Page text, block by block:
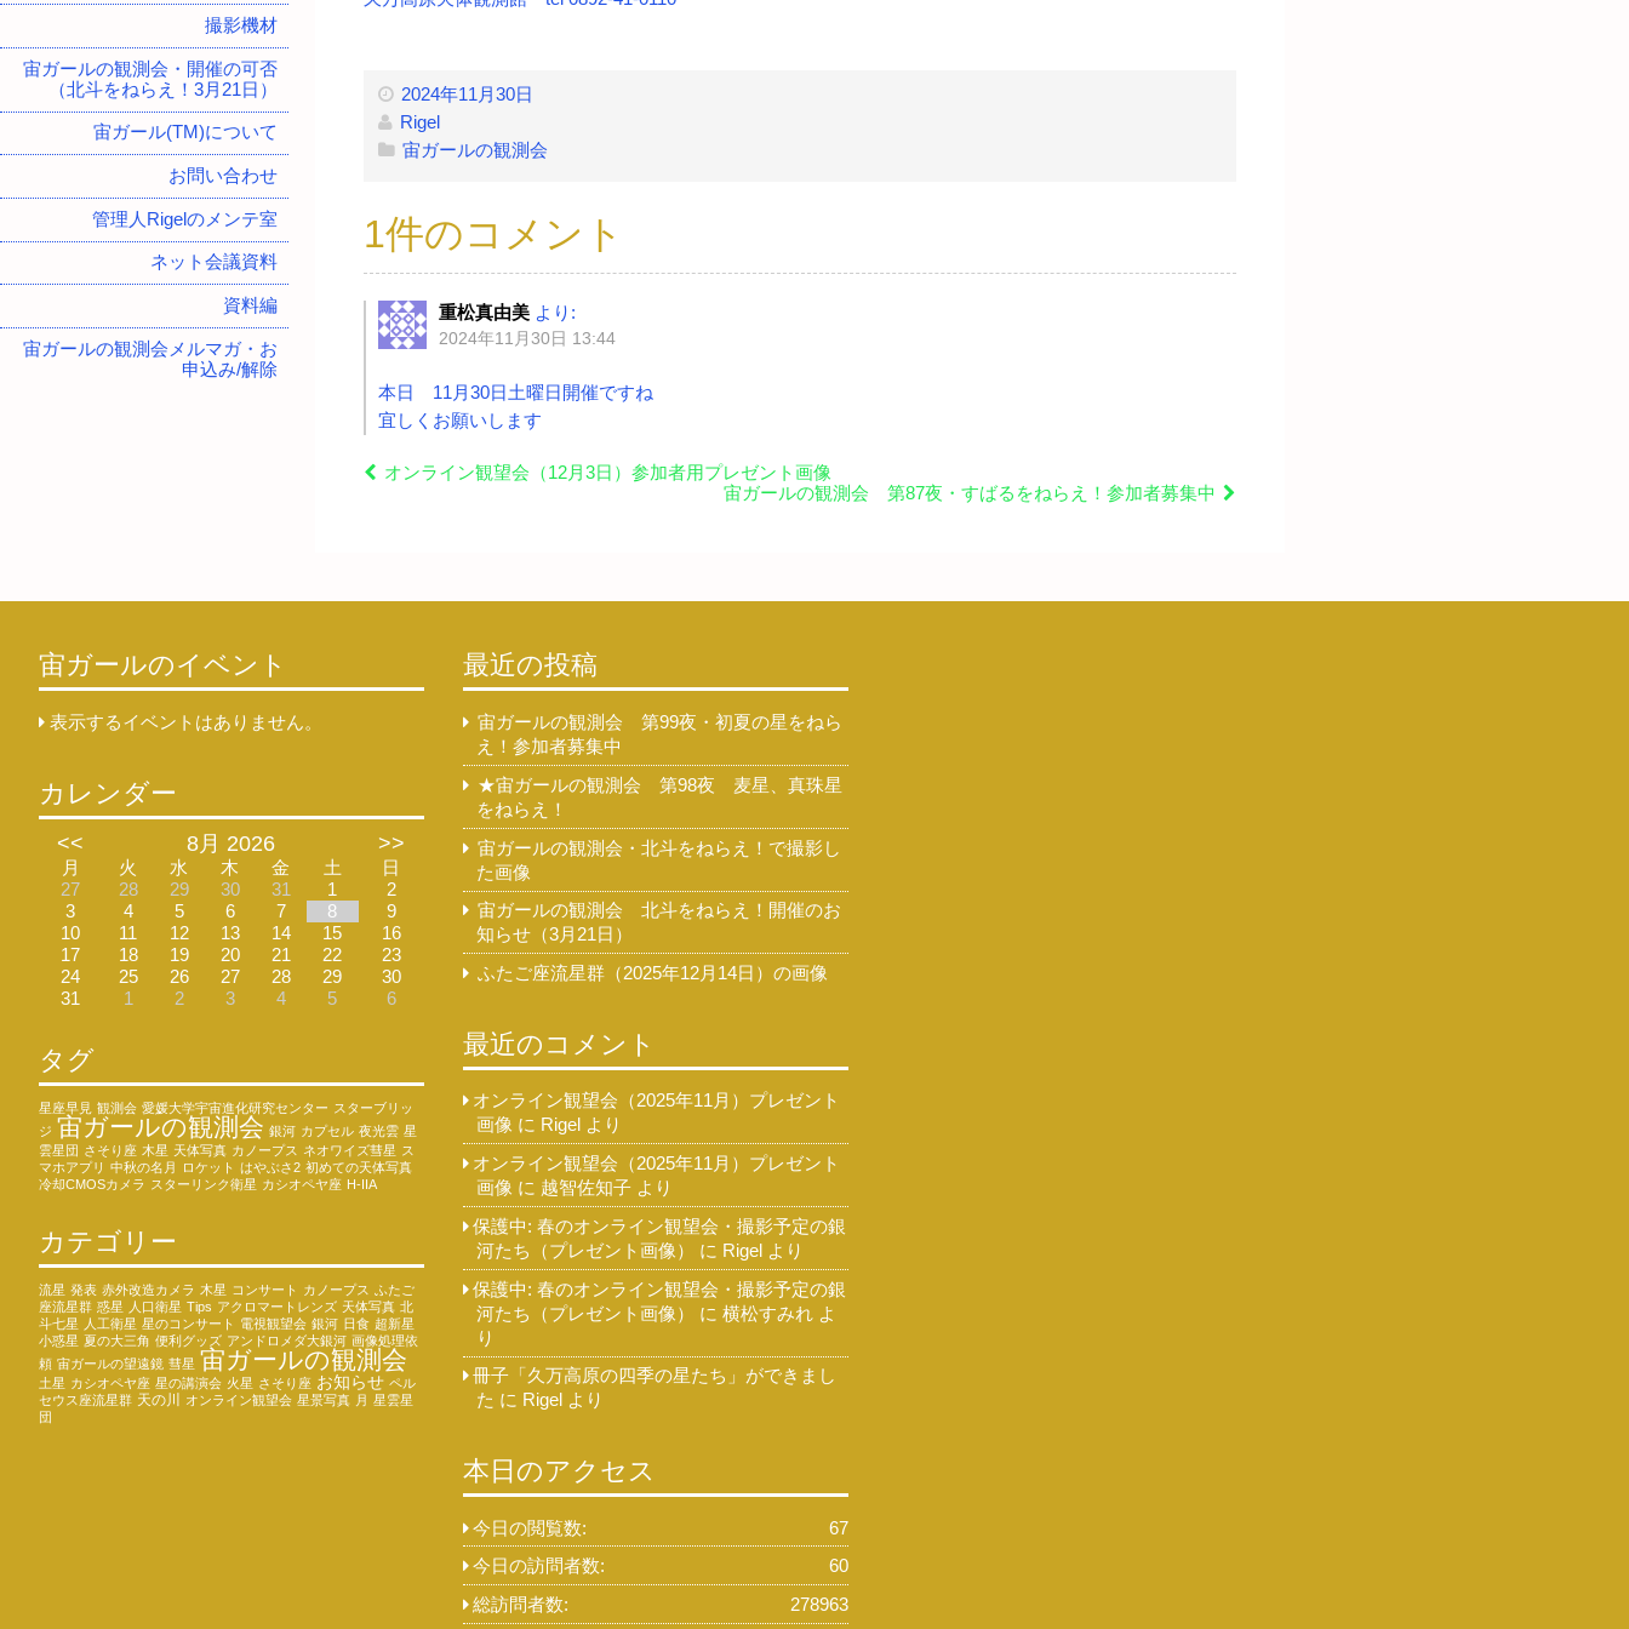
撮影機材
宙ガールの観測会・開催の可否
（北斗をねらえ！3月21日）
宙ガール(TM)について
お問い合わせ
管理人Rigelのメンテ室
ネット会議資料
資料編
宙ガールの観測会メルマガ・お
申込み/解除
2024年11月30日
Rigel
宙ガールの観測会
1件のコメント
重松真由美 より:
2024年11月30日 13:44
本日 11月30日土曜日開催ですね
宜しくお願いします
オンライン観望会（12月3日）参加者用プレゼント画像
宙ガールの観測会 第87夜・すばるをねらえ！参加者募集中
宙ガールのイベント
表示するイベントはありません。
カレンダー
<< 8月 2026 >>
月 火 水 木 金 土
日
27
28 29 30 31 1
2
3
4 5 6 7 8
9
10
11 12 13 14 15
16
17
18 19 20 21 22
23
24
25 26 27 28 29
30
31
1 2 3 4 5 6
タグ
星座早見 観測会 愛媛大学宇宙進化研究センター スターブリッ
ジ 宙ガールの観測会 銀河 カプセル 夜光雲 星
雲星団 さそり座 木星 天体写真 カノープス ネオワイズ彗星 ス
マホアプリ 中秋の名月 ロケット はやぶさ2 初めての天体写真
冷却CMOSカメラ スターリンク衛星 カシオペヤ座 H-IIA
カテゴリー
流星 発表 赤外改造カメラ 木星 コンサート カノープス ふたご
座流星群 惑星 人口衛星 Tips アクロマートレンズ 天体写真 北
斗七星
人工衛星 星のコンサート 電視観望会 銀河 日食 超新星
小惑星 夏の大三角 便利グッズ アンドロメダ大銀河 画像処理依
頼 宙ガールの望遠鏡 彗星 宙ガールの観測会
土星 カシオペヤ座 星の講演会 火星 さそり座 お知らせ ペル
セウス座流星群 天の川 オンライン観望会 星景写真 月 星雲星
団
最近の投稿
宙ガールの観測会 第99夜・初夏の星をねら
え！参加者募集中
★宙ガールの観測会 第98夜 麦星、真珠星
をねらえ！
宙ガールの観測会・北斗をねらえ！で撮影し
た画像
宙ガールの観測会 北斗をねらえ！開催のお
知らせ（3月21日）
ふたご座流星群（2025年12月14日）の画像
最近のコメント
オンライン観望会（2025年11月）プレゼント
画像 に Rigel より
オンライン観望会（2025年11月）プレゼント
画像 に 越智佐知子 より
保護中: 春のオンライン観望会・撮影予定の銀
河たち（プレゼント画像）
に Rigel より
保護中: 春のオンライン観望会・撮影予定の銀
河たち（プレゼント画像）
に横松すみれ よ
り
冊子「久万高原の四季の星たち」ができまし
た に Rigel より
本日のアクセス
67
今日の閲覧数:
60
今日の訪問者数:
278963
総訪問者数: